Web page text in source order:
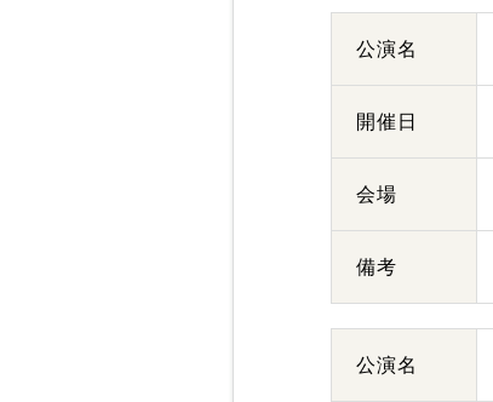
公演名
開催日
会場
備考
公演名